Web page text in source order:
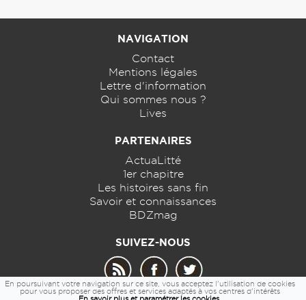
NAVIGATION
Contact
Mentions légales
Lettre d'information
Qui sommes nous ?
Lives
PARTENAIRES
ActuaLitté
1er chapitre
Les histoires sans fin
Savoir et connaissances
BDZmag
SUIVEZ-NOUS
En poursuivant votre navigation sur ce site, vous acceptez l'utilisation de cookies
pour vous proposer des offres et services adaptés à vos centres d'intérêts